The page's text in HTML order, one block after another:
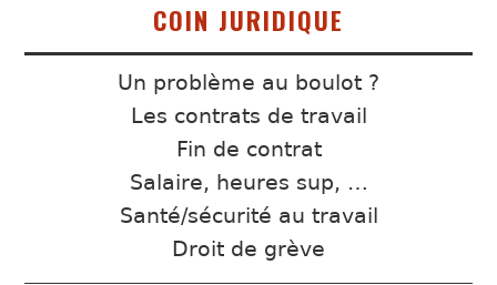
COIN JURIDIQUE
Un problème au boulot ?
Les contrats de travail
Fin de contrat
Salaire, heures sup, …
Santé/sécurité au travail
Droit de grève